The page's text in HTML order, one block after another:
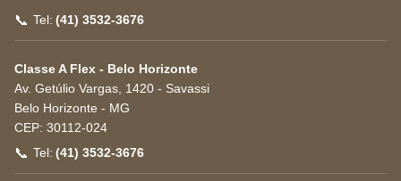
📞 Tel: (41) 3532-3676
Classe A Flex - Belo Horizonte
Av. Getúlio Vargas, 1420 - Savassi
Belo Horizonte - MG
CEP: 30112-024
📞 Tel: (41) 3532-3676